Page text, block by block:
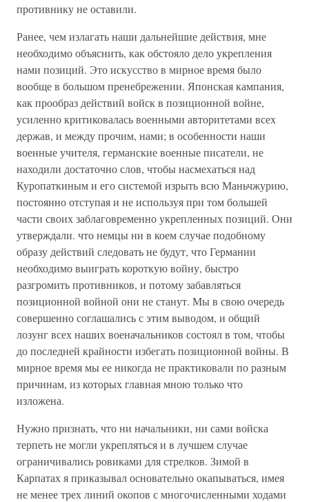
противнику не оставили.
Ранее, чем излагать наши дальнейшие действия, мне
необходимо объяснить, как обстояло дело укрепления
нами позиций. Это искусство в мирное время было
вообще в большом пренебрежении. Японская кампания,
как прообраз действий войск в позиционной войне,
усиленно критиковалась военными авторитетами всех
держав, и между прочим, нами; в особенности наши
военные учителя, германские военные писатели, не
находили достаточно слов, чтобы насмехаться над
Куропаткиным и его системой изрыть всю Маньчжурию,
постоянно отступая и не используя при том большей
части своих заблаговременно укрепленных позиций. Они
утверждали. что немцы ни в коем случае подобному
образу действий следовать не будут, что Германии
необходимо выиграть короткую войну, быстро
разгромить противников, и потому забавляться
позиционной войной они не станут. Мы в свою очередь
совершенно соглашались с этим выводом, и общий
лозунг всех наших военачальников состоял в том, чтобы
до последней крайности избегать позиционной войны. В
мирное время мы ее никогда не практиковали по разным
причинам, из которых главная мною только что
изложена.
Нужно признать, что ни начальники, ни сами войска
терпеть не могли укрепляться и в лучшем случае
ограничивались ровиками для стрелков. Зимой в
Карпатах я приказывал основательно окапываться, имея
не менее трех линий окопов с многочисленными ходами